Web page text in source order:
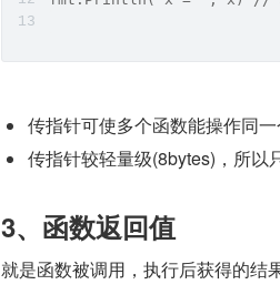
传指针可使多个函数能操作同一
传指针较轻量级(8bytes)，所以
3、函数返回值
就是函数被调用，执行后获得的结果